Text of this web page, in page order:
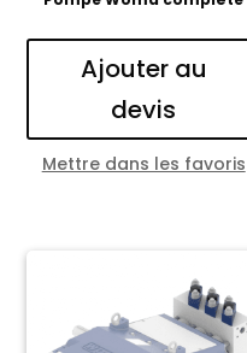
Ajouter au
devis
Mettre dans les favoris